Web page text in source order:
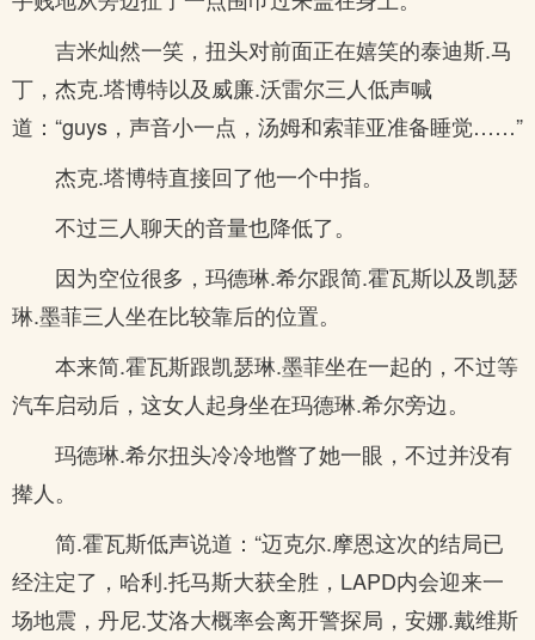
吉米灿然一笑，扭头对前面正在嬉笑的泰迪斯.马
丁，杰克.塔博特以及威廉.沃雷尔三人低声喊
道：“guys，声音小一点，汤姆和索菲亚准备睡觉……”
杰克.塔博特直接回了他一个中指。
不过三人聊天的音量也降低了。
因为空位很多，玛德琳.希尔跟简.霍瓦斯以及凯瑟
琳.墨菲三人坐在比较靠后的位置。
本来简.霍瓦斯跟凯瑟琳.墨菲坐在一起的，不过等
汽车启动后，这女人起身坐在玛德琳.希尔旁边。
玛德琳.希尔扭头冷冷地瞥了她一眼，不过并没有
撵人。
简.霍瓦斯低声说道：“迈克尔.摩恩这次的结局已
经注定了，哈利.托马斯大获全胜，LAPD内会迎来一
场地震，丹尼.艾洛大概率会离开警探局，安娜.戴维斯